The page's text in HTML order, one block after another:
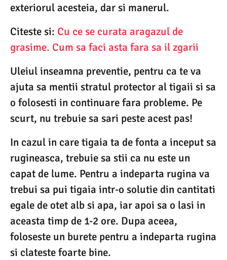
exteriorul acesteia, dar si manerul.
Citeste si: Cu ce se curata aragazul de
grasime. Cum sa faci asta fara sa il zgarii
Uleiul inseamna preventie, pentru ca te va
ajuta sa mentii stratul protector al tigaii si sa
o folosesti in continuare fara probleme. Pe
scurt, nu trebuie sa sari peste acest pas!
In cazul in care tigaia ta de fonta a inceput sa
rugineasca, trebuie sa stii ca nu este un
capat de lume. Pentru a indeparta rugina va
trebui sa pui tigaia intr-o solutie din cantitati
egale de otet alb si apa, iar apoi sa o lasi in
aceasta timp de 1-2 ore. Dupa aceea,
foloseste un burete pentru a indeparta rugina
si clateste foarte bine.